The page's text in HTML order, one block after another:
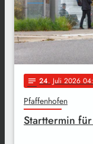
notes 24. Juli 2026
Pfaffenhofen
Starttermin